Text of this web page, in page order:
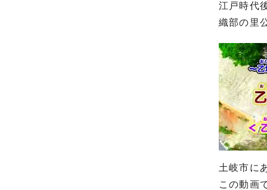
江戸時代
織部の里
土岐市に
この動画